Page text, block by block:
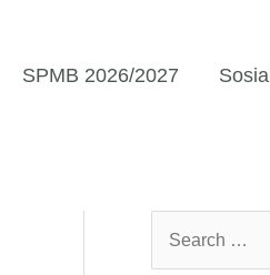
SPMB 2026/2027 Sosial